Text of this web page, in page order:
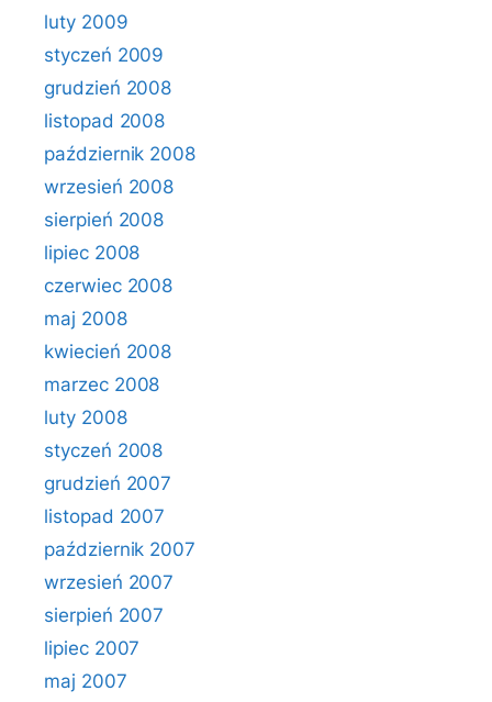
luty 2009
styczeń 2009
grudzień 2008
listopad 2008
październik 2008
wrzesień 2008
sierpień 2008
lipiec 2008
czerwiec 2008
maj 2008
kwiecień 2008
marzec 2008
luty 2008
styczeń 2008
grudzień 2007
listopad 2007
październik 2007
wrzesień 2007
sierpień 2007
lipiec 2007
maj 2007